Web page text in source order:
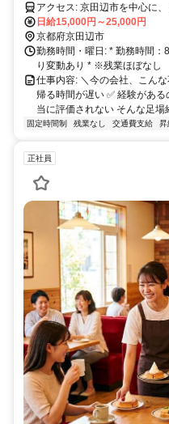
アクセス: 京田辺市を中心に、 城陽市・宇治市・八幡市・木津川市・
久御山町・精華町・井手町・
通勤しやすい立地です。 新田辺駅・京田辺駅・大住駅・松井山手
駅・長尾駅・樟葉駅周辺で、
探している方にもおすすめ！ ✅ 車・バイク通勤OK ✅ 駐車場完備 ✅
ヤード集合後、チームで現場
日給15,000円～25,000円
京都府京田辺市
勤務時間・曜日: * 勤務時間
り変動あり * ※残業ほぼなし
仕事内容: ＼今の会社、こん
帰る時間が遅い ✅ 経験があ
当に評価されない そんな足
固定時間制 残業なし 交通費支給 昇
正社員